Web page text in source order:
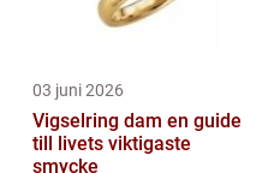
03 juni 2026
Vigselring dam en guide
till livets viktigaste
smycke